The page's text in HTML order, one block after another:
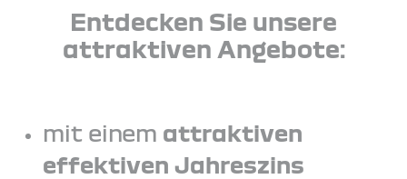
Entdecken Sie unsere
attraktiven Angebote:
mit einem attraktiven
effektiven Jahreszins